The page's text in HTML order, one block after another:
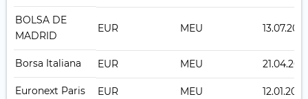
BOLSA DE
MADRID
EUR MEU 13.07.2010
Borsa Italiana EUR MEU
Euronext Paris EUR MEU